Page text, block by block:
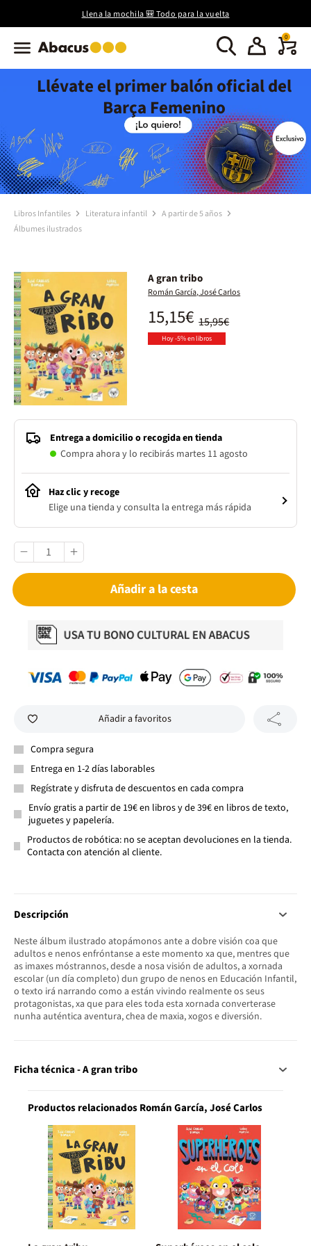
Llena la mochila 🎒 Todo para la vuelta
0
Llévate el primer balón oficial del
Barça Femenino
Libros Infantiles Literatura infantil
A partir de 5 años
Álbumes ilustrados
A gran tribo
Román García, José Carlos
15,95€
15,15€
Hoy -5% en libros
Entrega a domicilio o recogida en tienda
Compra ahora y lo recibirás martes 11 agosto
Haz clic y recoge
Elige una tienda y consulta la entrega más rápida
Añadir a la cesta
Añadir a favoritos
Compra segura
Entrega en 1-2 días laborables
Regístrate y disfruta de descuentos en cada compra
Envío gratis a partir de 19€ en libros y de 39€ en libros de texto,
juguetes y papelería.
Productos de robótica: no se aceptan devoluciones en la tienda.
Contacta con atención al cliente.
Descripción
Neste álbum ilustrado atopámonos ante a dobre visión coa que
adultos e nenos enfróntanse a este momento xa que, mentres que
as imaxes móstrannos, desde a nosa visión de adultos, a xornada
escolar (un día completo) dun grupo de nenos en Educación Infantil,
o texto irá narrando como a están vivindo realmente os seus
protagonistas, xa que para eles toda esta xornada converterase
nunha auténtica aventura, chea de maxia, xogos e diversión.
Ficha técnica - A gran tribo
Productos relacionados Román García, José Carlos